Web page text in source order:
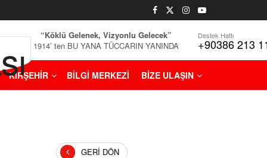
“Köklü Gelenek, Vizyonlu Gelecek”
1914’ ten BU YANA TÜCCARIN YANINDA
Destek Hattı
+90386 213
KIRŞEHİR BİLGİ MERKEZİ BİZE ULAŞIN
GERI DÖN